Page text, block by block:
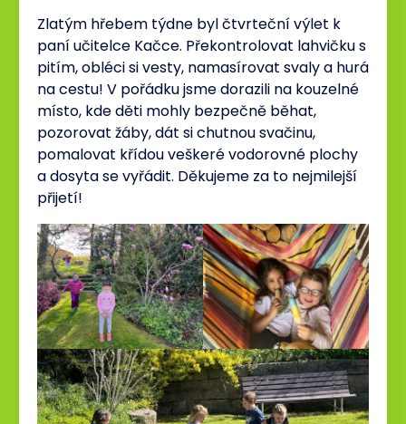
Zlatým hřebem týdne byl čtvrteční výlet k
paní učitelce Kačce. Překontrolovat lahvičku s
pitím, obléci si vesty, namasírovat svaly a hurá
na cestu! V pořádku jsme dorazili na kouzelné
místo, kde děti mohly bezpečně běhat,
pozorovat žáby, dát si chutnou svačinu,
pomalovat křídou veškeré vodorovné plochy
a dosyta se vyřádit. Děkujeme za to nejmilejší
přijetí!